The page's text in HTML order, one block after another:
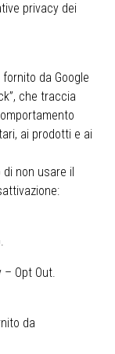
privacy dei
da Google
che traccia
ai prodotti e ai
di non usare il
– Opt Out.
da